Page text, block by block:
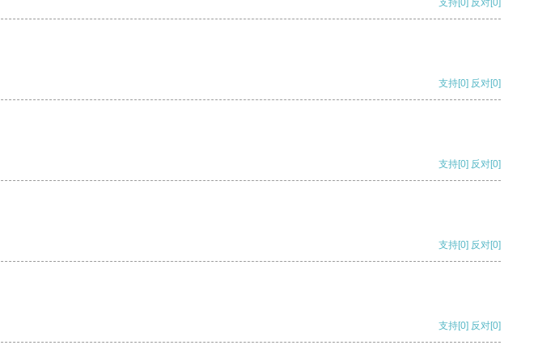
支持 [0] 反对 [0]
支持[0] 反对[0]
支持[0] 反对[0]
支持[0] 反对[0]
支持[0] 反对[0]